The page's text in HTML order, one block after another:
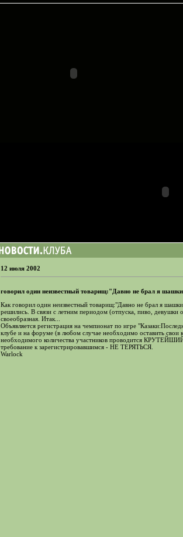
12 июля 2002
говорил один неизвестный товарищ:"Давно не брал я
Как говорил один неизвестный товарищ:"Давно не брал я
решились. В связи с летним периодом (отпуска, пиво, девушки
своеобразная. Итак...
Объявляется регистрация на чемпионат по игре
клубе и на форуме (в любом случае необходимо оставить свои
необходимого количества участников проводится
требование к зарегистрировавшимся - НЕ ТЕРЯТЬСЯ.
Warlock